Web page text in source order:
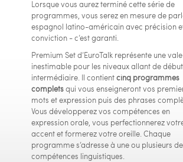
Lorsque vous aurez terminé cette série de
programmes, vous serez en mesure de
espagnol latino-américain avec précision
conviction - c’est garanti.
Premium Set d’EuroTalk représente une
inestimable pour les niveaux allant de
intermédiaire. Il contientcinq programmes
completsqui vous enseigneront vos
mots et expression puis des phrases
Vous développerez vos compétences en
expression orale, vous perfectionnerez
accent et formerez votre oreille. Chaque
programme s’adresse à une ou plusieurs
compétences linguistiques.